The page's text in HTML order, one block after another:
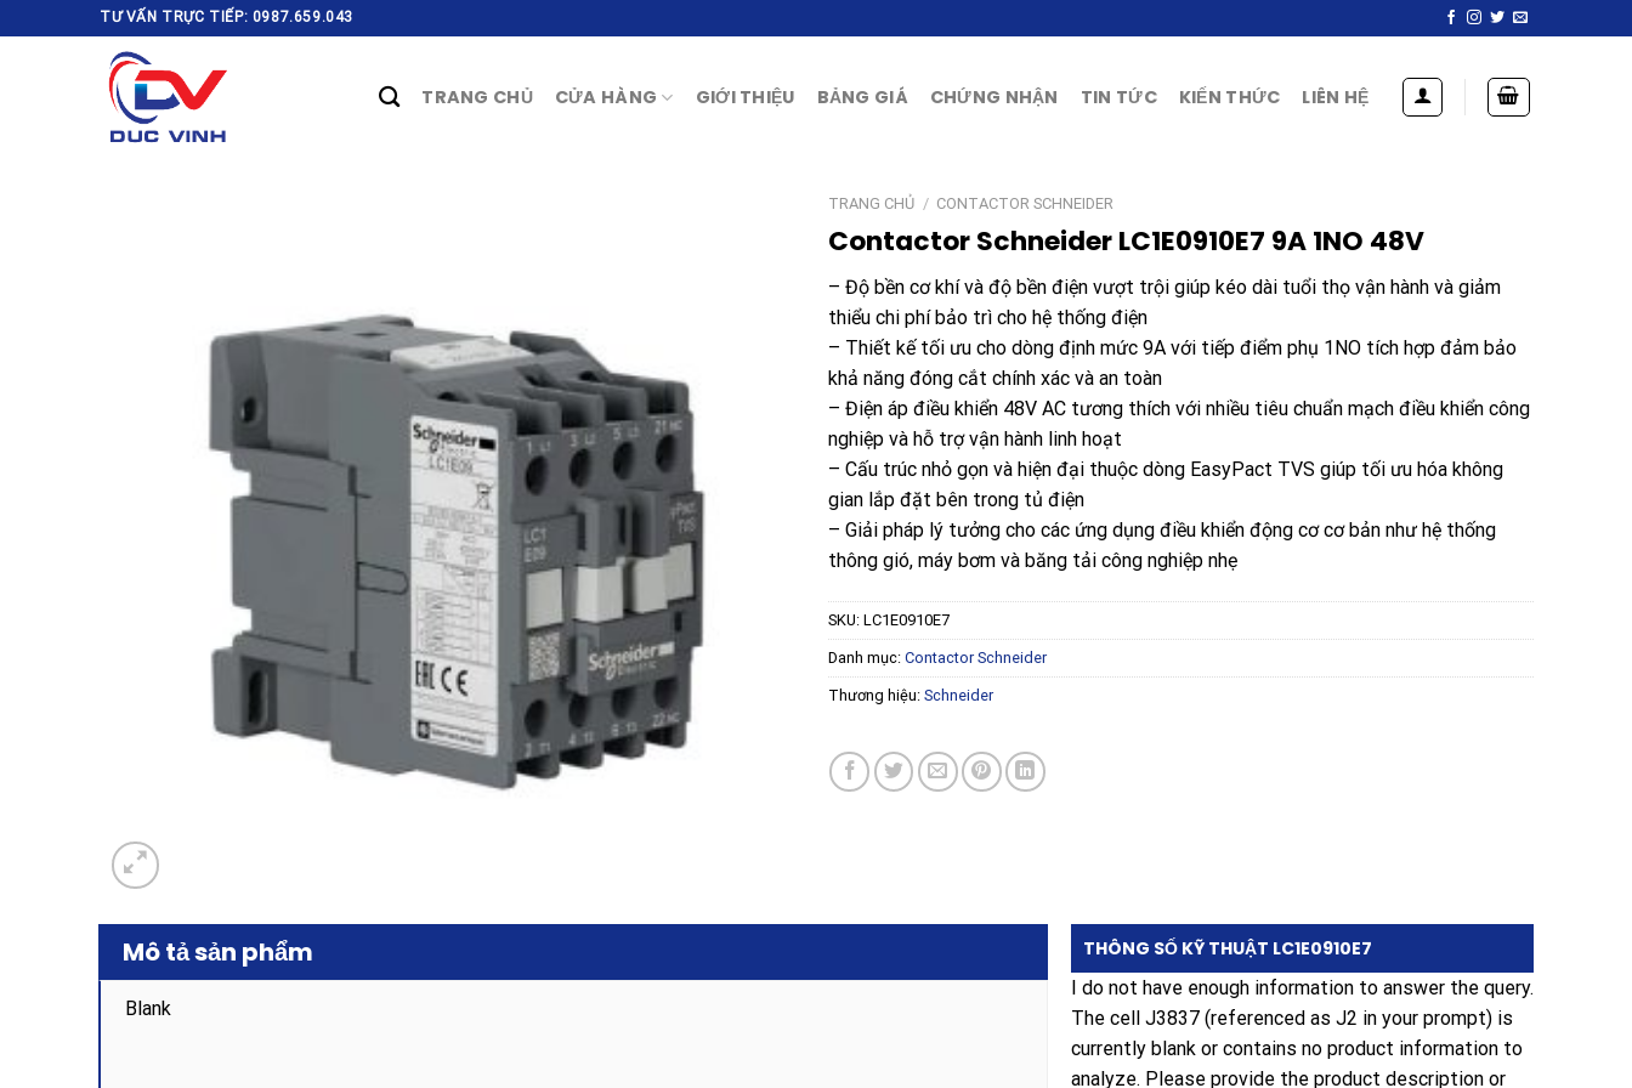
to
TƯ VẤN TRỰC TIẾP: 0987.659.043
TRANG CHỦ CỬA HÀNG GIỚI THIỆU BẢNG GIÁ CHỨNG NHẬN TIN TỨC KIẾN THỨC LIÊN HỆ
TRANG CHỦ / CONTACTOR SCHNEIDER
Contactor Schneider LC1E0910E7 9A 1NO 48V
– Độ bền cơ khí và độ bền điện vượt trội giúp kéo dài tuổi thọ vận hành và giảm
thiểu chi phí bảo trì cho hệ thống điện
– Thiết kế tối ưu cho dòng định mức 9A với tiếp điểm phụ 1NO tích hợp đảm bảo
khả năng đóng cắt chính xác và an toàn
– Điện áp điều khiển 48V AC tương thích với nhiều tiêu chuẩn mạch điều khiển công
nghiệp và hỗ trợ vận hành linh hoạt
– Cấu trúc nhỏ gọn và hiện đại thuộc dòng EasyPact TVS giúp tối ưu hóa không
gian lắp đặt bên trong tủ điện
– Giải pháp lý tưởng cho các ứng dụng điều khiển động cơ cơ bản như hệ thống
thông gió, máy bơm và băng tải công nghiệp nhẹ
SKU: LC1E0910E7
Danh mục: Contactor Schneider
Thương hiệu: Schneider
Mô tả sản phẩm
Blank
THÔNG SỐ KỸ THUẬT LC1E0910E7
I do not have enough information to answer the query.
The cell J3837 (referenced as J2 in your prompt) is
currently blank or contains no product information to
analyze. Please provide the product description or